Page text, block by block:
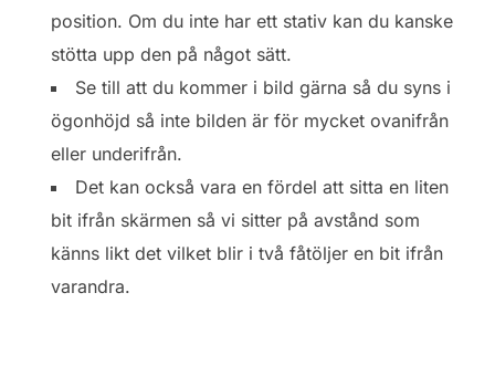
position. Om du inte har ett stativ kan du kanske
stötta upp den på något sätt.
Se till att du kommer i bild gärna så du syns i
ögonhöjd så inte bilden är för mycket ovanifrån
eller underifrån.
Det kan också vara en fördel att sitta en liten
bit ifrån skärmen så vi sitter på avstånd som
känns likt det vilket blir i två fåtöljer en bit ifrån
varandra.